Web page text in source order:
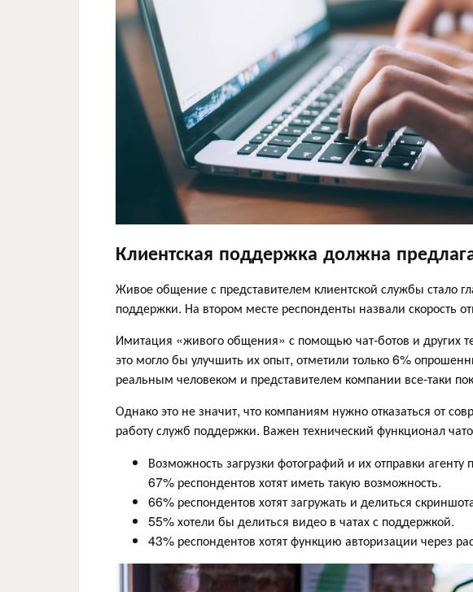
Клиентская поддержка должна
Живое общение с представителем клиентской службы стало
поддержки. На втором месте респонденты назвали скорость
Имитация «живого общения» с помощью чат-ботов и других
это могло бы улучшить их опыт, отметили только 6%
реальным человеком и представителем компании все-таки
Однако это не значит, что компаниям нужно отказаться от
работу служб поддержки. Важен технический функционал
Возможность загрузки фотографий и их отправки
67% респондентов хотят иметь такую возможность.
66% респондентов хотят загружать и делиться
55% хотели бы делиться видео в чатах с поддержкой.
43% респондентов хотят функцию авторизации через